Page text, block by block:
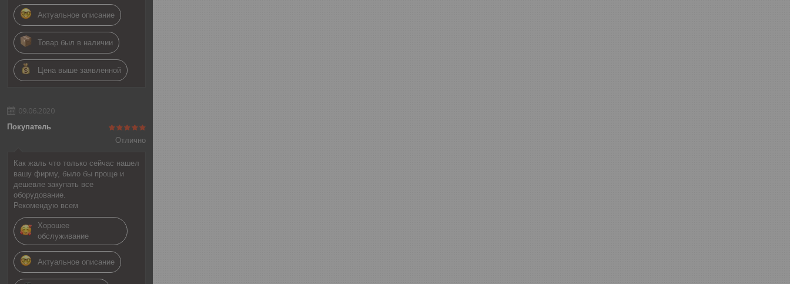
Актуальное описание
Товар был в наличии
Цена выше заявленной
09.06.2020
Покупатель
Отлично
Как жаль что только сейчас нашел
вашу фирму, было бы проще и
дешевле закупать все
оборудование.
Рекомендую всем
Хорошее
обслуживание
Актуальное описание